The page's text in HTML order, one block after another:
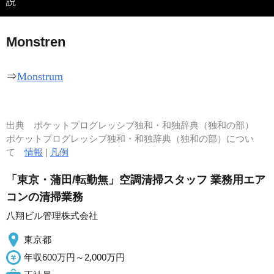
Monstren
⇒Monstrum
出典 ポケットプログレッシブ独和・和独辞典（独和の部）
ポケットプログレッシブ独和・和独辞典（独和の部）につい
て情報 | 凡例
「東京・蒲田/転勤無」空調清掃スタッフ 業務用エア
コンの清掃業務
八翔ビル管理株式会社
東京都
年収600万円～2,000万円